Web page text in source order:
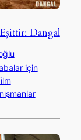
Dangal
için